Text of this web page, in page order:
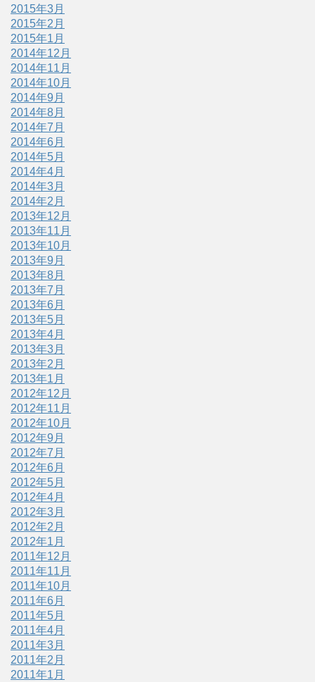
2015年3月
2015年2月
2015年1月
2014年12月
2014年11月
2014年10月
2014年9月
2014年8月
2014年7月
2014年6月
2014年5月
2014年4月
2014年3月
2014年2月
2013年12月
2013年11月
2013年10月
2013年9月
2013年8月
2013年7月
2013年6月
2013年5月
2013年4月
2013年3月
2013年2月
2013年1月
2012年12月
2012年11月
2012年10月
2012年9月
2012年7月
2012年6月
2012年5月
2012年4月
2012年3月
2012年2月
2012年1月
2011年12月
2011年11月
2011年10月
2011年6月
2011年5月
2011年4月
2011年3月
2011年2月
2011年1月